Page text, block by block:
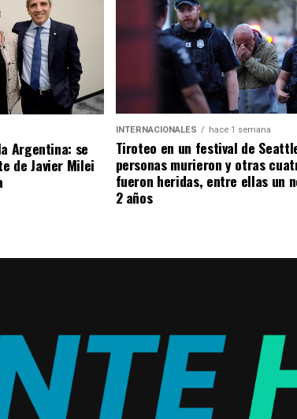
Argentina: se
de Javier Milei
INTERNACIONALES hace 1 semana
Tiroteo en un festival de
personas murieron y otras
fueron heridas, entre ellas un
2 años